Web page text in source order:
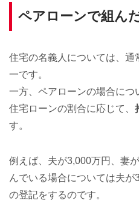
ペアローンで組ん
住宅の名義人については、通
一です。
一方、ペアローンの場合につ
住宅ローンの割合に応じて、
す。
例えば、夫が3,000万円、妻
んでいる場合については夫
の登記をするのです。